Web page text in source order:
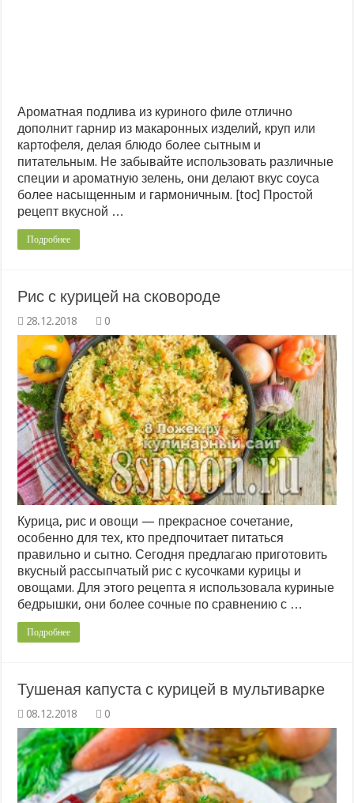
Ароматная подлива из куриного филе отлично
дополнит гарнир из макаронных изделий, круп или
картофеля, делая блюдо более сытным и
питательным. Не забывайте использовать различные
специи и ароматную зелень, они делают вкус соуса
более насыщенным и гармоничным. [toc] Простой
рецепт вкусной …
Подробнее
Рис с курицей на сковороде
0
Курица, рис и овощи — прекрасное сочетание,
особенно для тех, кто предпочитает питаться
правильно и сытно. Сегодня предлагаю приготовить
вкусный рассыпчатый рис с кусочками курицы и
овощами. Для этого рецепта я использовала куриные
бедрышки, они более сочные по сравнению с …
Подробнее
Тушеная капуста с курицей в мультиварке
0